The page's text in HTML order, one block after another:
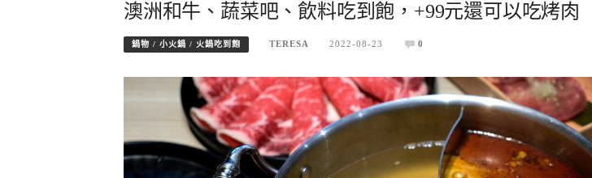
澳洲和牛、蔬菜吧、飲料吃到飽，+99元還可以吃烤肉
鍋物 / 小火鍋 / 火鍋吃到飽 TERESA 2022-08-23 0